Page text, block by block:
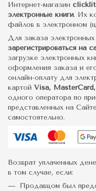
Интернет-магазин
электронные книги. Их
файлов в электронном
Для заказа электронных
зарегистрироваться на
загрузке электронных
оформления заказа и
онлайн-оплату для
картой Visa,
одного оператора по
представленных на
самостоятельно.
Возврат уплаченных
в том случае, если:
Продавцом был